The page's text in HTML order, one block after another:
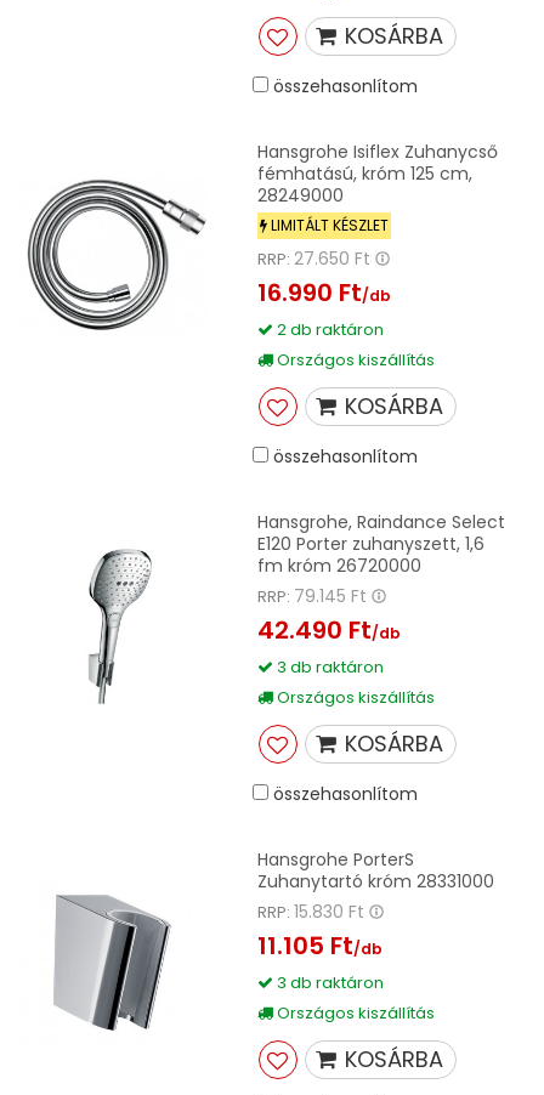
KOSÁRBA
összehasonlítom
Hansgrohe Isiflex Zuhanycső
fémhatású, króm 125 cm,
28249000
LIMITÁLT KÉSZLET
RRP: 27.650 Ft
16.990 Ft/db
2 db raktáron
Országos kiszállítás
KOSÁRBA
összehasonlítom
Hansgrohe, Raindance Select
E120 Porter zuhanyszett, 1,6
fm króm 26720000
RRP: 79.145 Ft
42.490 Ft/db
3 db raktáron
Országos kiszállítás
KOSÁRBA
összehasonlítom
Hansgrohe PorterS
Zuhanytartó króm 28331000
RRP: 15.830 Ft
11.105 Ft/db
3 db raktáron
Országos kiszállítás
KOSÁRBA